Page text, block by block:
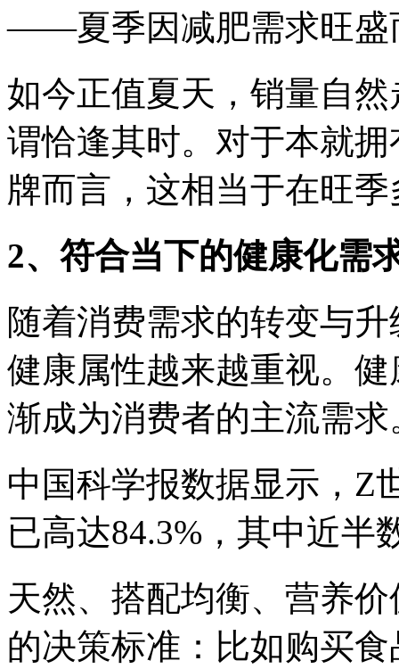
——夏季因减肥需求旺盛
如今正值夏天，销量自
谓恰逢其时。对于本就
牌而言，这相当于在旺
2、符合当下的健康化需
随着消费需求的转变与
健康属性越来越重视。
渐成为消费者的主流需求
中国科学报数据显示，Z
已高达84.3%，其中近半
天然、搭配均衡、营养
的决策标准：比如购买